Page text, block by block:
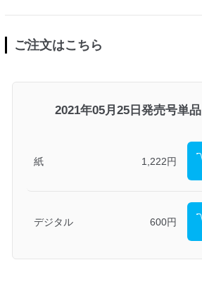
ご注文はこちら
2021年05月25日発売号単品
紙 1,222円
デジタル 600円